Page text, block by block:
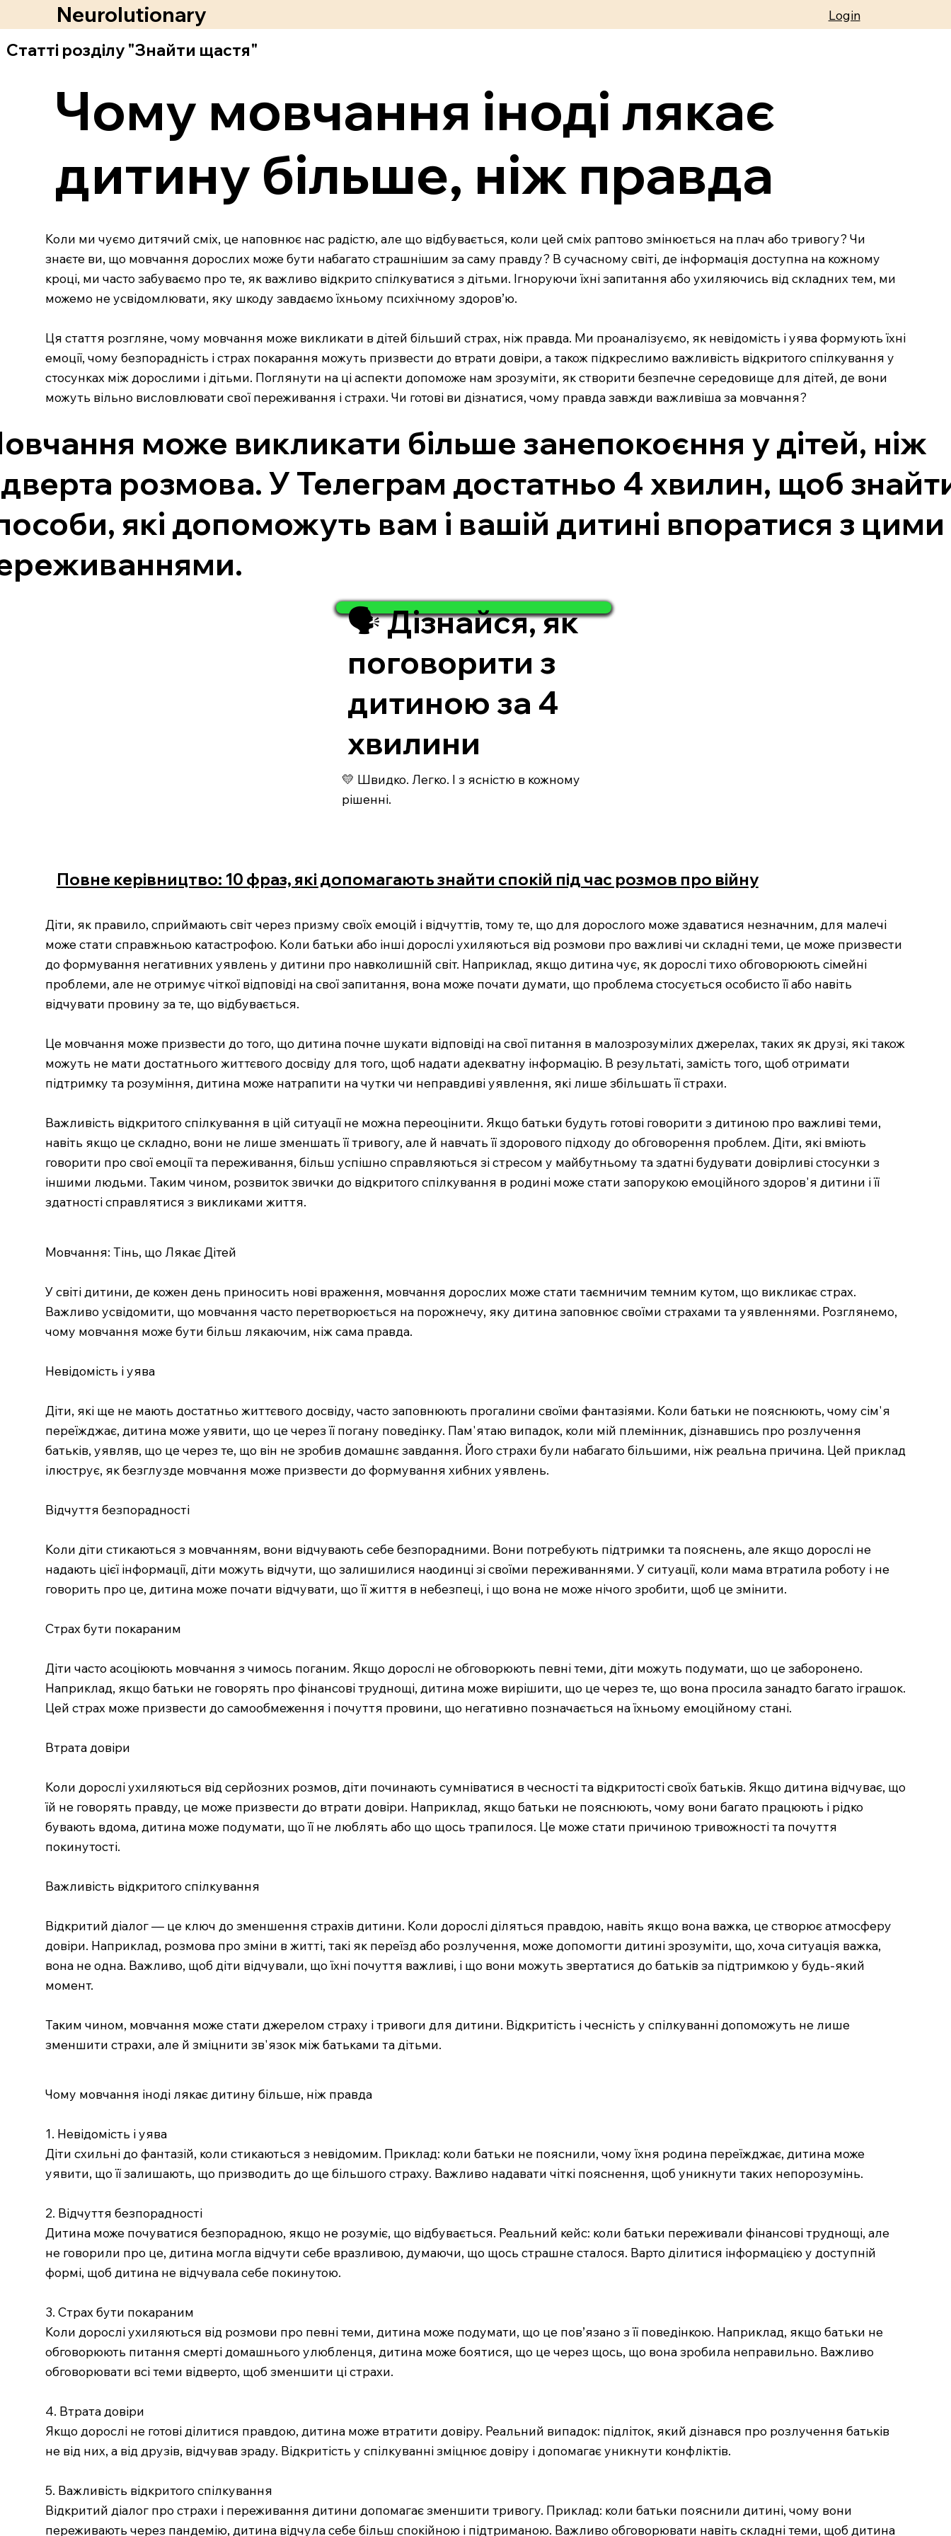
Neurolutionary Login
Статті розділу "Знайти щастя"
Чому мовчання іноді лякає
дитину більше, ніж правда
Коли ми чуємо дитячий сміх, це наповнює нас радістю, але що відбувається, коли цей сміх раптово змінюється на плач або тривогу? Чи
знаєте ви, що мовчання дорослих може бути набагато страшнішим за саму правду? В сучасному світі, де інформація доступна на кожному
кроці, ми часто забуваємо про те, як важливо відкрито спілкуватися з дітьми. Ігноруючи їхні запитання або ухиляючись від складних тем, ми
можемо не усвідомлювати, яку шкоду завдаємо їхньому психічному здоров’ю.
Ця стаття розгляне, чому мовчання може викликати в дітей більший страх, ніж правда. Ми проаналізуємо, як невідомість і уява формують їхні
емоції, чому безпорадність і страх покарання можуть призвести до втрати довіри, а також підкреслимо важливість відкритого спілкування у
стосунках між дорослими і дітьми. Поглянути на ці аспекти допоможе нам зрозуміти, як створити безпечне середовище для дітей, де вони
можуть вільно висловлювати свої переживання і страхи. Чи готові ви дізнатися, чому правда завжди важливіша за мовчання?
може викликати більше занепокоєння у дітей, ніж
розмова. У Телеграм достатньо 4 хвилин, щоб
які допоможуть вам і вашій дитині впоратися з цими
🗣️ Дізнайся, як
поговорити з
дитиною за 4
хвилини
💛 Швидко. Легко. І з ясністю в кожному
рішенні.
Повне керівництво: 10 фраз, які допомагають знайти спокій під час розмов про війну
Діти, як правило, сприймають світ через призму своїх емоцій і відчуттів, тому те, що для дорослого може здаватися незначним, для малечі
може стати справжньою катастрофою. Коли батьки або інші дорослі ухиляються від розмови про важливі чи складні теми, це може призвести
до формування негативних уявлень у дитини про навколишній світ. Наприклад, якщо дитина чує, як дорослі тихо обговорюють сімейні
проблеми, але не отримує чіткої відповіді на свої запитання, вона може почати думати, що проблема стосується особисто її або навіть
відчувати провину за те, що відбувається.
Це мовчання може призвести до того, що дитина почне шукати відповіді на свої питання в малозрозумілих джерелах, таких як друзі, які також
можуть не мати достатнього життєвого досвіду для того, щоб надати адекватну інформацію. В результаті, замість того, щоб отримати
підтримку та розуміння, дитина може натрапити на чутки чи неправдиві уявлення, які лише збільшать її страхи.
Важливість відкритого спілкування в цій ситуації не можна переоцінити. Якщо батьки будуть готові говорити з дитиною про важливі теми,
навіть якщо це складно, вони не лише зменшать її тривогу, але й навчать її здорового підходу до обговорення проблем. Діти, які вміють
говорити про свої емоції та переживання, більш успішно справляються зі стресом у майбутньому та здатні будувати довірливі стосунки з
іншими людьми. Таким чином, розвиток звички до відкритого спілкування в родині може стати запорукою емоційного здоров'я дитини і її
здатності справлятися з викликами життя.
Мовчання: Тінь, що Лякає Дітей
У світі дитини, де кожен день приносить нові враження, мовчання дорослих може стати таємничим темним кутом, що викликає страх.
Важливо усвідомити, що мовчання часто перетворюється на порожнечу, яку дитина заповнює своїми страхами та уявленнями. Розглянемо,
чому мовчання може бути більш лякаючим, ніж сама правда.
Невідомість і уява
Діти, які ще не мають достатньо життєвого досвіду, часто заповнюють прогалини своїми фантазіями. Коли батьки не пояснюють, чому сім'я
переїжджає, дитина може уявити, що це через її погану поведінку. Пам'ятаю випадок, коли мій племінник, дізнавшись про розлучення
батьків, уявляв, що це через те, що він не зробив домашнє завдання. Його страхи були набагато більшими, ніж реальна причина. Цей приклад
ілюструє, як безглузде мовчання може призвести до формування хибних уявлень.
Відчуття безпорадності
Коли діти стикаються з мовчанням, вони відчувають себе безпорадними. Вони потребують підтримки та пояснень, але якщо дорослі не
надають цієї інформації, діти можуть відчути, що залишилися наодинці зі своїми переживаннями. У ситуації, коли мама втратила роботу і не
говорить про це, дитина може почати відчувати, що її життя в небезпеці, і що вона не може нічого зробити, щоб це змінити.
Страх бути покараним
Діти часто асоціюють мовчання з чимось поганим. Якщо дорослі не обговорюють певні теми, діти можуть подумати, що це заборонено.
Наприклад, якщо батьки не говорять про фінансові труднощі, дитина може вирішити, що це через те, що вона просила занадто багато іграшок.
Цей страх може призвести до самообмеження і почуття провини, що негативно позначається на їхньому емоційному стані.
Втрата довіри
Коли дорослі ухиляються від серйозних розмов, діти починають сумніватися в чесності та відкритості своїх батьків. Якщо дитина відчуває, що
їй не говорять правду, це може призвести до втрати довіри. Наприклад, якщо батьки не пояснюють, чому вони багато працюють і рідко
бувають вдома, дитина може подумати, що її не люблять або що щось трапилося. Це може стати причиною тривожності та почуття
покинутості.
Важливість відкритого спілкування
Відкритий діалог — це ключ до зменшення страхів дитини. Коли дорослі діляться правдою, навіть якщо вона важка, це створює атмосферу
довіри. Наприклад, розмова про зміни в житті, такі як переїзд або розлучення, може допомогти дитині зрозуміти, що, хоча ситуація важка,
вона не одна. Важливо, щоб діти відчували, що їхні почуття важливі, і що вони можуть звертатися до батьків за підтримкою у будь-який
момент.
Таким чином, мовчання може стати джерелом страху і тривоги для дитини. Відкритість і чесність у спілкуванні допоможуть не лише
зменшити страхи, але й зміцнити зв'язок між батьками та дітьми.
Чому мовчання іноді лякає дитину більше, ніж правда
1. Невідомість і уява
Діти схильні до фантазій, коли стикаються з невідомим. Приклад: коли батьки не пояснили, чому їхня родина переїжджає, дитина може
уявити, що її залишають, що призводить до ще більшого страху. Важливо надавати чіткі пояснення, щоб уникнути таких непорозумінь.
2. Відчуття безпорадності
Дитина може почуватися безпорадною, якщо не розуміє, що відбувається. Реальний кейс: коли батьки переживали фінансові труднощі, але
не говорили про це, дитина могла відчути себе вразливою, думаючи, що щось страшне сталося. Варто ділитися інформацією у доступній
формі, щоб дитина не відчувала себе покинутою.
3. Страх бути покараним
Коли дорослі ухиляються від розмови про певні теми, дитина може подумати, що це пов’язано з її поведінкою. Наприклад, якщо батьки не
обговорюють питання смерті домашнього улюбленця, дитина може боятися, що це через щось, що вона зробила неправильно. Важливо
обговорювати всі теми відверто, щоб зменшити ці страхи.
4. Втрата довіри
Якщо дорослі не готові ділитися правдою, дитина може втратити довіру. Реальний випадок: підліток, який дізнався про розлучення батьків
не від них, а від друзів, відчував зраду. Відкритість у спілкуванні зміцнює довіру і допомагає уникнути конфліктів.
5. Важливість відкритого спілкування
Відкритий діалог про страхи і переживання дитини допомагає зменшити тривогу. Приклад: коли батьки пояснили дитині, чому вони
переживають через пандемію, дитина відчула себе більш спокійною і підтриманою. Важливо обговорювати навіть складні теми, щоб дитина